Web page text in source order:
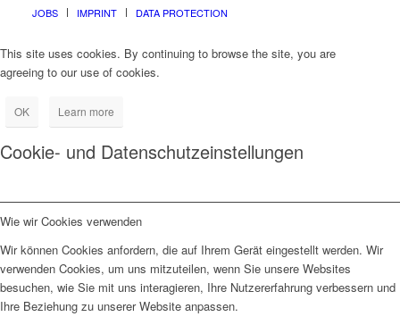
JOBS IMPRINT DATA PROTECTION
This site uses cookies. By continuing to browse the site, you are
agreeing to our use of cookies.
OK Learn more
Cookie- und Datenschutzeinstellungen
Wie wir Cookies verwenden
Wir können Cookies anfordern, die auf Ihrem Gerät eingestellt werden. Wir
verwenden Cookies, um uns mitzuteilen, wenn Sie unsere Websites
besuchen, wie Sie mit uns interagieren, Ihre Nutzererfahrung verbessern und
Ihre Beziehung zu unserer Website anpassen.